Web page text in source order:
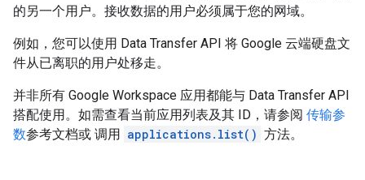
的另一个用户。接收数据的用户必须属于您的网域。
例如，您可以使用 Data Transfer API 将 Google 云端硬盘文
件从已离职的用户处移走。
并非所有 Google Workspace 应用都能与 Data Transfer API
搭配使用。如需查看当前应用列表及其 ID，请参阅 传输参
数参考文档或 调用 applications.list() 方法。